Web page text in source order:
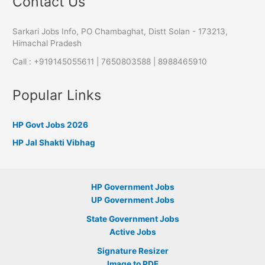
Sarkari Jobs Info, PO Chambaghat, Distt Solan - 173213,
Himachal Pradesh
Call : +919145055611 | 7650803588 | 8988465910
Popular Links
HP Govt Jobs 2026
HP Jal Shakti Vibhag
HP Government Jobs
UP Government Jobs
State Government Jobs
Active Jobs
Signature Resizer